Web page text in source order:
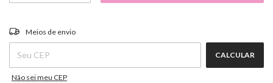
Entregas para o CEP:
Meios de envio
CALCULAR
Não sei meu CEP